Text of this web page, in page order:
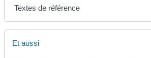
Textes de référence
Et aussi